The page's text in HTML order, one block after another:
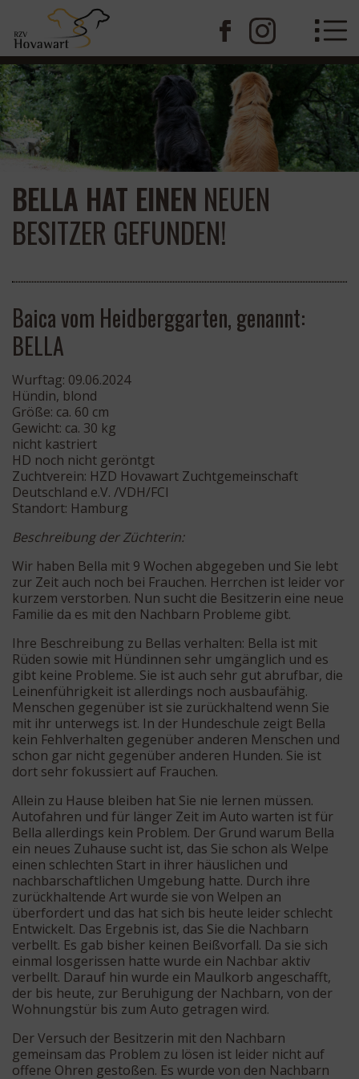
BELLA HAT EINEN NEUEN
BESITZER GEFUNDEN!
Baica vom Heidberggarten, genannt:
BELLA
Wurftag: 09.06.2024
Hündin, blond
Größe: ca. 60 cm
Gewicht: ca. 30 kg
nicht kastriert
HD noch nicht geröntgt
Zuchtverein: HZD Hovawart Zuchtgemeinschaft
Deutschland e.V. /VDH/FCI
Standort: Hamburg
Beschreibung der Züchterin:
Wir haben Bella mit 9 Wochen abgegeben und Sie lebt
zur Zeit auch noch bei Frauchen. Herrchen ist leider vor
kurzem verstorben. Nun sucht die Besitzerin eine neue
Familie da es mit den Nachbarn Probleme gibt.
Ihre Beschreibung zu Bellas verhalten: Bella ist mit
Rüden sowie mit Hündinnen sehr umgänglich und es
gibt keine Probleme. Sie ist auch sehr gut abrufbar, die
Leinenführigkeit ist allerdings noch ausbaufähig.
Menschen gegenüber ist sie zurückhaltend wenn Sie
mit ihr unterwegs ist. In der Hundeschule zeigt Bella
kein Fehlverhalten gegenüber anderen Menschen und
schon gar nicht gegenüber anderen Hunden. Sie ist
dort sehr fokussiert auf Frauchen.
Allein zu Hause bleiben hat Sie nie lernen müssen.
Autofahren und für länger Zeit im Auto warten ist für
Bella allerdings kein Problem. Der Grund warum Bella
ein neues Zuhause sucht ist, das Sie schon als Welpe
einen schlechten Start in ihrer häuslichen und
nachbarschaftlichen Umgebung hatte. Durch ihre
zurückhaltende Art wurde sie von Welpen an
überfordert und das hat sich bis heute leider schlecht
Entwickelt. Das Ergebnis ist, das Sie die Nachbarn
verbellt. Es gab bisher keinen Beißvorfall. Da sie sich
einmal losgerissen hatte wurde ein Nachbar aktiv
verbellt. Darauf hin wurde ein Maulkorb angeschafft,
der bis heute, zur Beruhigung der Nachbarn, von der
Wohnungstür bis zum Auto getragen wird.
Der Versuch der Besitzerin mit den Nachbarn
gemeinsam das Problem zu lösen ist leider nicht auf
offene Ohren gestoßen. Es wurde von den Nachbarn